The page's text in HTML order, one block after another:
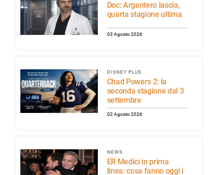
Doc: Argentero lascia,
quarta stagione ultima
03 Agosto 2026
DISNEY PLUS
Chad Powers 2: la
seconda stagione dal 3
settembre
02 Agosto 2026
NEWS
ER Medici in prima
linea: cosa fanno oggi i